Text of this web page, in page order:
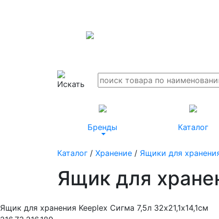
Бренды Каталог
Каталог / Хранение / Ящики для
Ящик для
Ящик для хранения Keeplex Сигма 7,5л 32х21,1х14,1см